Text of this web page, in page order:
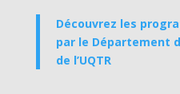
Découvrez les
par le Département
de l’UQTR